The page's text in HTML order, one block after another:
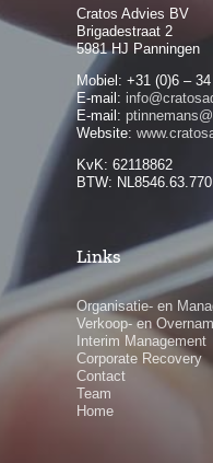
Cratos Advies BV
Brigadestraat 2
5981 HJ Panningen
Mobiel: +31 (0)6 –
E-mail:
E-mail:
Website:
KvK: 62118862
BTW:
Links
Organisatie- en
Verkoop- en
Interim Management
Corporate Recovery
Contact
Team
Home